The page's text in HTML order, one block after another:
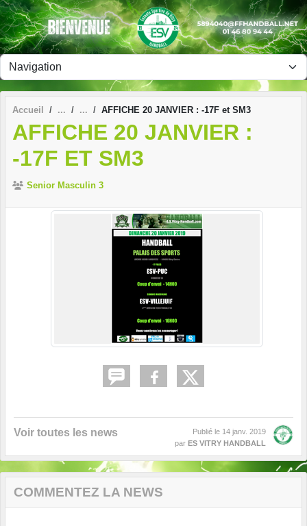
Accueil AFFICHE 20 JANVIER : -17F et SM3
AFFICHE 20 JANVIER :
-17F ET SM3
Senior Masculin 3
Voir toutes les news Publié le 14 janv. 2019
par ES VITRY HANDBALL
COMMENTEZ LA NEWS
Panneau de gestion des cookies